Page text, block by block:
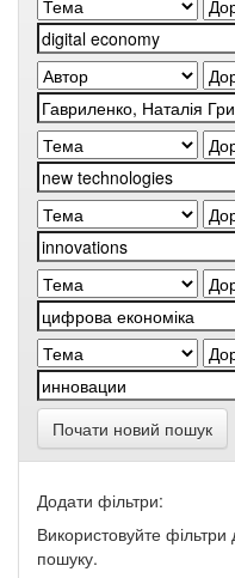
Почати новий пошук
Додати фільтри:
Використовуйте фільтри
пошуку.